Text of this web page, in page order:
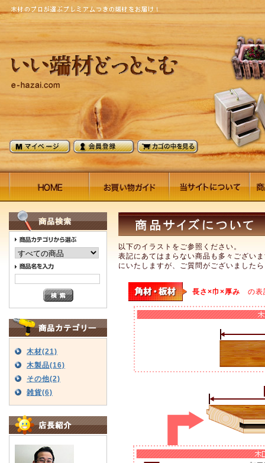
木材(21)
木製品(16)
その他(2)
雑貨(6)
以下のイラストをご参照ください。
表記にあてはまらない商品も多々ござい
にいたしますが、ご質問がございました
長さ×巾×厚み の表